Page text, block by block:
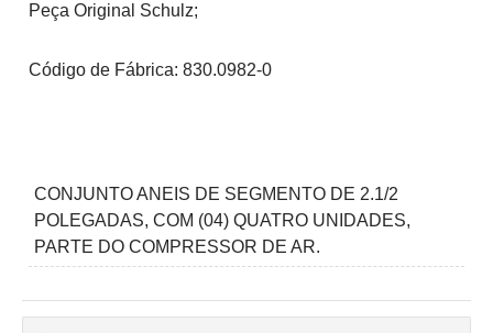
Peça Original Schulz;
Código de Fábrica: 830.0982-0
CONJUNTO ANEIS DE SEGMENTO DE 2.1/2
POLEGADAS, COM (04) QUATRO UNIDADES,
PARTE DO COMPRESSOR DE AR.